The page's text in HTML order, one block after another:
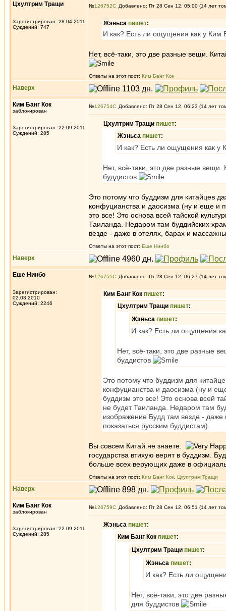
Цхултрим Тращи
Зарегистрирован: 28.04.2011
Суждений: 747
№126752 Добавлено: Пт 28 Сен 12, 05:00 (14 лет
Жэньса пишет:
И как? Есть ли ощущения как у Ким
Нет, всё-таки, это две разные вещи.
Ответы на этот пост: Ким Банг Кок
Наверх
Ким Банг Кок
заблокирован
Зарегистрирован: 22.09.2011
Суждений: 285
№126754 Добавлено: Пт 28 Сен 12, 06:23 (14 лет
Цхултрим Тращи пишет:
Жэньса пишет:
И как? Есть ли ощущения как у
Нет, всё-таки, это две разные
буддистов
Это потому что буддизм для китайцев
конфуцианства и даосизма (ну и еще и
это все! Это основа всей тайской
Таиланда. Недаром там буддийских
везде - даже в отелях, барах и
Ответы на этот пост: Еше Нинбо
Наверх
Еше Нинбо
Зарегистрирован:
02.03.2010
Суждений: 2246
№126755 Добавлено: Пт 28 Сен 12, 06:27 (14 лет
Ким Банг Кок пишет:
Цхултрим Тращи пишет:
Жэньса пишет:
И как? Есть ли ощущения
Нет, всё-таки, это две разные
буддистов
Это потому что буддизм для
конфуцианства и даосизма (ну и
буддизм это все! Это основа всей
не будет Таиланда. Недаром там
изображение Будд там везде -
показаться русским буддистам).
Вы совсем Китай не знаете.
государства втихую верят в буддизм.
больше всех верующих даже в
Ответы на этот пост: Ким Банг Кок Цхултрим Тращи
Наверх
Ким Банг Кок
заблокирован
Зарегистрирован: 22.09.2011
Суждений: 285
№126759 Добавлено: Пт 28 Сен 12, 06:51 (14 лет
Жэньса пишет:
Ким Банг Кок пишет:
Цхултрим Тращи пишет:
Жэньса пишет:
И как? Есть ли
Нет, всё-таки, это две
для буддистов